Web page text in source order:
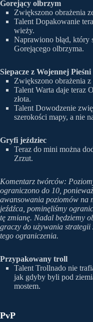
Gorejący olbrzym
Zwiększono obrażenia
Talent Dopakowanie
wieży.
Naprawiono błąd, który
Gorejącego olbrzyma.
Siepacze z Wojennej Pieśni
Zwiększono obrażenia
Talent Warta daje teraz
złota.
Talent Dowodzenie
szerokości mapy, a nie
Gryfi jeździec
Teraz do mini można
Zrzut.
Komentarz twórców:
ograniczono do 10,
awansowania poziomów na
jeźdźca, pominęliśmy
tę zmianę. Nadal będziemy
graczy do używania
tego ograniczenia.
Przypakowany troll
Talent Trollnado nie
jak gdyby byli pod
mostem.
PvP